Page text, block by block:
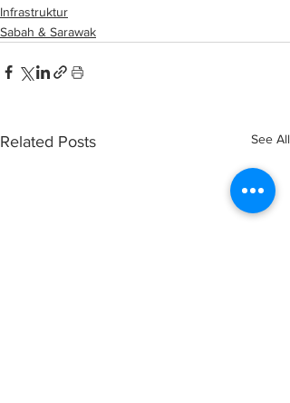
Infrastruktur
Sabah & Sarawak
Related Posts See All